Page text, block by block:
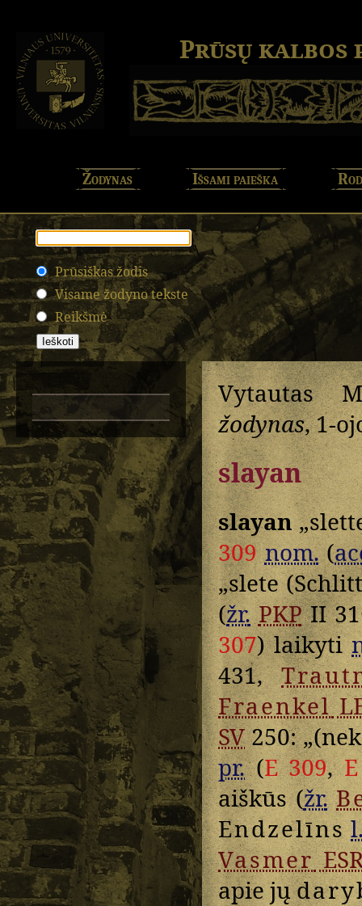
Prūsų kalbos
Žodynas Išsami paieška
Prūsiškas žodis
Visame žodyno tekste
Reikšmė
Vytautas
žodynas, 1-
slayan
slayan
309 nom.(
„slete
(žr. PKPII
307) laikyti
431,
Fraenkel
SV250:
pr.(E 309,
aiškūs (žr.
Endzelīns
Vasmer
apie jų